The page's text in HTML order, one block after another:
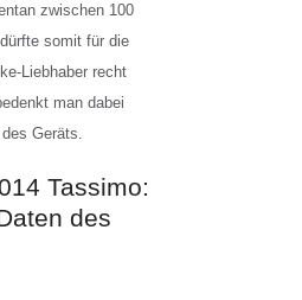
zwischen 100
somit für die
Liebhaber recht
man dabei
Geräts.
Tassimo:
des